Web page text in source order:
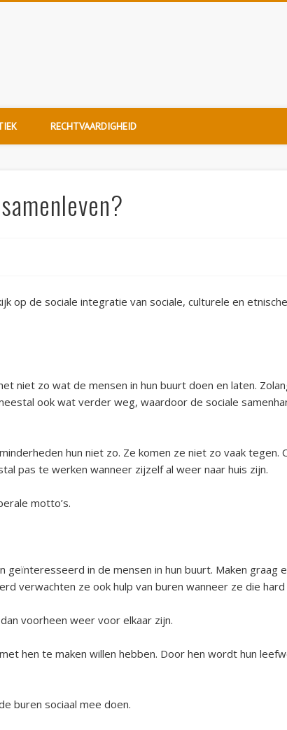
RECHTVAARDIGHEID
op de sociale integratie van sociale, culturele en
niet zo wat de mensen in hun buurt doen en laten.
ook wat verder weg, waardoor de sociale
hun niet zo. Ze komen ze niet zo vaak tegen.
pas te werken wanneer zijzelf al weer naar huis zijn.
motto’s.
geïnteresseerd in de mensen in hun buurt. Maken graag
verwachten ze ook hulp van buren wanneer ze die
voorheen weer voor elkaar zijn.
hen te maken willen hebben. Door hen wordt hun
buren sociaal mee doen.